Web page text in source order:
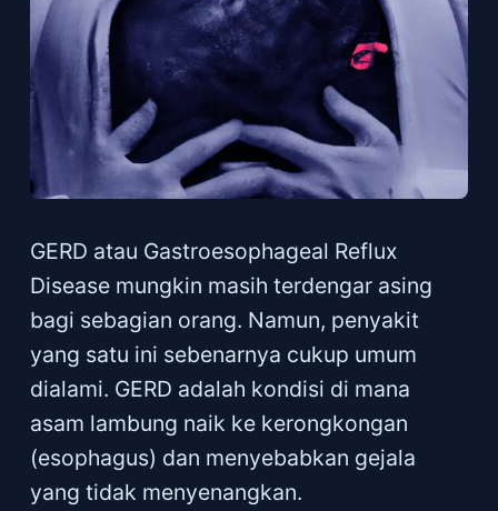
GERD atau Gastroesophageal Reflux
Disease mungkin masih terdengar asing
bagi sebagian orang. Namun, penyakit
yang satu ini sebenarnya cukup umum
dialami. GERD adalah kondisi di mana
asam lambung naik ke kerongkongan
(esophagus) dan menyebabkan gejala
yang tidak menyenangkan.